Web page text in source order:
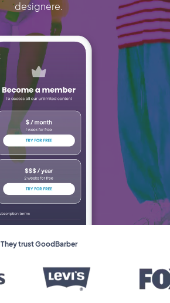
designere.
They trust GoodBarber